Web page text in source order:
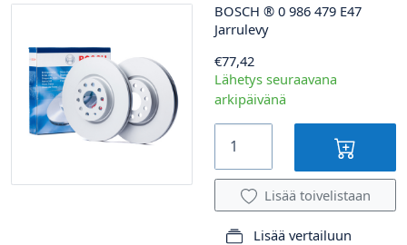
BOSCH ® 0 986 479 E47
Jarrulevy
€77,42
Lähetys seuraavana
arkipäivänä
Lisää toivelistaan
Lisää vertailuun